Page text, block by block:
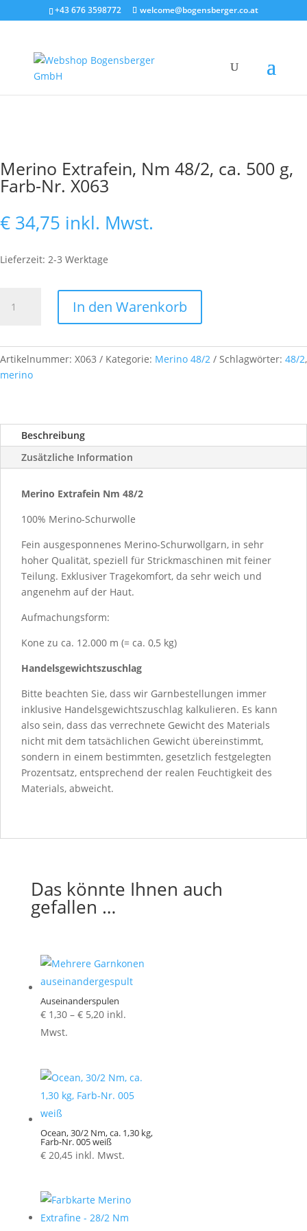
+43 676 3598772 welcome@bogensberger.co.at
Merino Extrafein, Nm 48/2, ca. 500 g,
Farb-Nr. X063
€ 34,75 inkl. Mwst.
Lieferzeit: 2-3 Werktage
Extrafein,
ca.
500
Nr.
Menge
In den Warenkorb
Artikelnummer: X063 Kategorie: Merino 48/2 Schlagwörter: 48/2,
merino
Beschreibung
Zusätzliche Information
Merino Extrafein Nm 48/2
100% Merino-Schurwolle
Fein ausgesponnenes Merino-Schurwollgarn, in sehr
hoher Qualität, speziell für Strickmaschinen mit feiner
Teilung. Exklusiver Tragekomfort, da sehr weich und
angenehm auf der Haut.
Aufmachungsform:
Kone zu ca. 12.000 m (= ca. 0,5 kg)
Handelsgewichtszuschlag
Bitte beachten Sie, dass wir Garnbestellungen immer
inklusive Handelsgewichtszuschlag kalkulieren. Es kann
also sein, dass das verrechnete Gewicht des Materials
nicht mit dem tatsächlichen Gewicht übereinstimmt,
sondern in einem bestimmten, gesetzlich festgelegten
Prozentsatz, entsprechend der realen Feuchtigkeit des
Materials, abweicht.
Das könnte Ihnen auch
gefallen …
Auseinanderspulen
€1,30 – €5,20Preisspanne:
inkl.
Mwst.
Ocean, 30/2 Nm, ca. 1,30 kg,
Farb-Nr. 005 weiß
€20,45 inkl. Mwst.